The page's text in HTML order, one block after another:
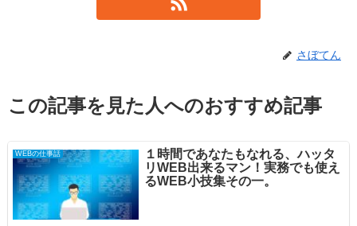
さぼてん
この記事を見た人へのおすすめ記事
WEBの仕事話
１時間であなたもなれる、ハッタ
リWEB出来るマン！実務でも使え
るWEB小技集その一。